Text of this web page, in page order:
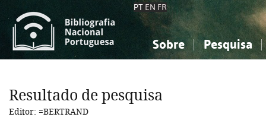
PT EN FR
Sobre Pesquisa
Ciências sociais...
Ciências sociais...
Resultado de pesquisa
Editor: =BERTRAND